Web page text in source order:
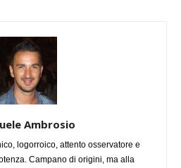
Ambrosio
logorroico, attento osservatore e
Campano di origini, ma alla